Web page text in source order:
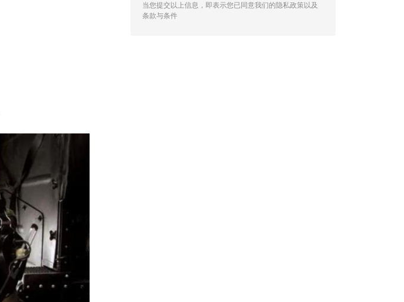
当您提交以上信息，即表示您已同意我们的隐私政策以及
条款与条件